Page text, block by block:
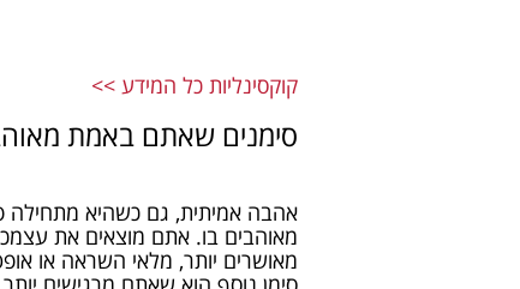
קוקסינליות​ כל המידע >>
סימנים שאתם באמת
אהבה אמיתית, גם כשהיא מתחילה
מאוהבים בו. אתם מוצאים את
מאושרים יותר, מלאי השראה או